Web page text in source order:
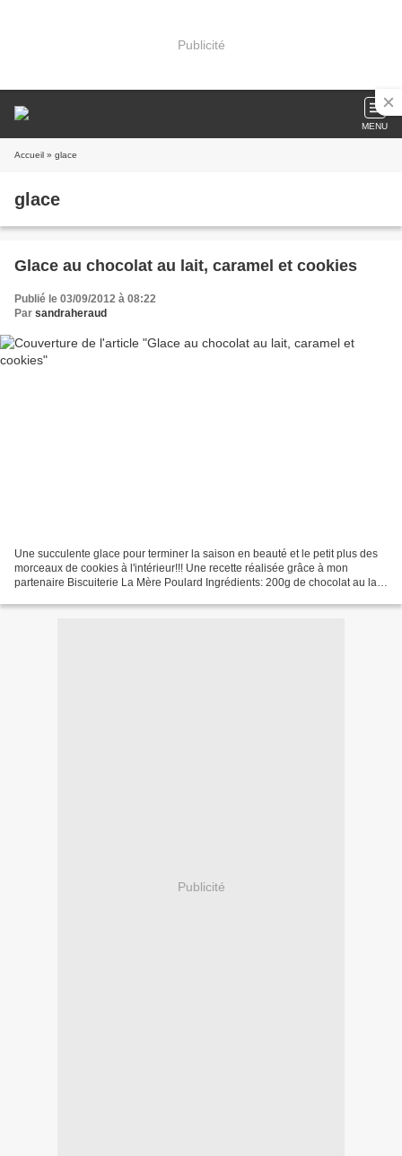
Publicité
MENU
Accueil » glace
glace
Glace au chocolat au lait, caramel et cookies
Publié le 03/09/2012 à 08:22
Par sandraheraud
Une succulente glace pour terminer la saison en beauté et le petit plus des
morceaux de cookies à l'intérieur!!! Une recette réalisée grâce à mon
partenaire Biscuiterie La Mère Poulard Ingrédients: 200g de chocolat au lait
Publicité